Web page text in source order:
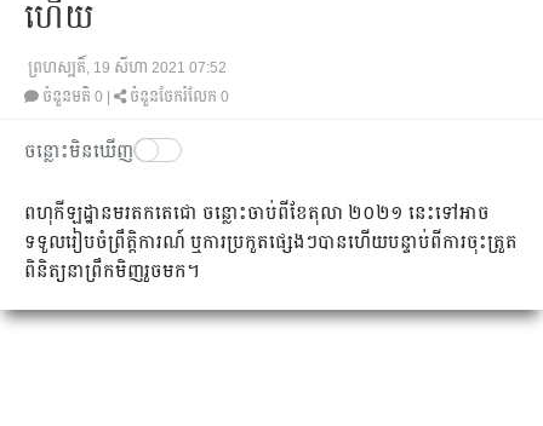
ហើយ​
ព្រហស្បតិ៍, 19 សីហា 2021 07:52
ចំនួនមតិ 0 ចំនួនចែករំលែក 0
ចន្លោះមិនឃើញ
ពហុ​កីឡដ្ឋាន​មរតកតេជោ​ ចន្លោះ​ចាប់​ពី​ខែ​តុលា​ ២០២១​ នេះ​ទៅ​អាច​
ទទួល​រៀបចំ​ព្រឹត្តិការណ៍​ ឬ​ការ​ប្រកួត​ផ្សេងៗ​បាន​ហើយ​បន្ទាប់​ពី​ការ​ចុះ​ត្រួត
ពិនិត្យ​នា​ព្រឹក​មិញ​រួច​មក។​